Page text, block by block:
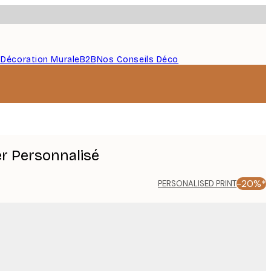
Décoration MuraleB2BNos Conseils Déco
Personnalisé
PERSONALISED PRINT-20%*